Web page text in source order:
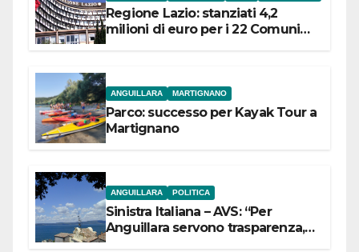
Regione Lazio: stanziati 4,2
milioni di euro per i 22 Comuni
ANGUILLARA MARTIGNANO
Parco: successo per Kayak Tour a
Martignano
ANGUILLARA POLITICA
Sinistra Italiana – AVS: “Per
Anguillara servono trasparenza,